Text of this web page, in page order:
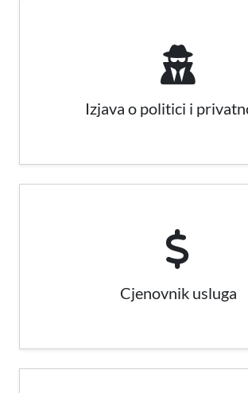
Izjava o politici i
Cjenovnik usluga